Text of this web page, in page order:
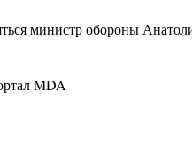
министр обороны
MDA